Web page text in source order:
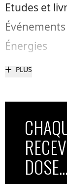
Etudes et
Événements
Énergies
+ PLUS